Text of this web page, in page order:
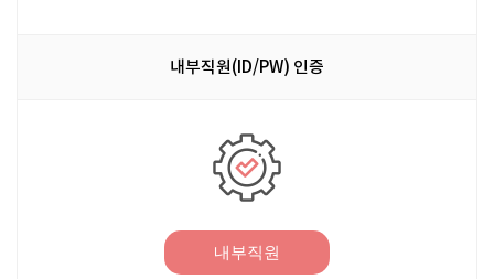
내부직원(ID/PW) 인증
내부직원